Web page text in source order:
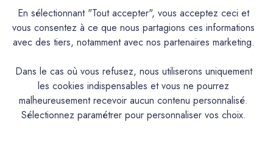
Mercadier
Moaï
159,70€
Mercadier
Béton Ciré - Sol Coulé SC+ -
34,60€
En sélectionnant "Tout accepter", vous acceptez ceci et
vous consentez à ce que nous partagions ces informations
avec des tiers, notamment avec nos partenaires marketing.
Dans le cas où vous refusez, nous utiliserons uniquement
les cookies indispensables et vous ne pourrez
malheureusement recevoir aucun contenu personnalisé.
Sélectionnez paramétrer pour personnaliser vos choix.